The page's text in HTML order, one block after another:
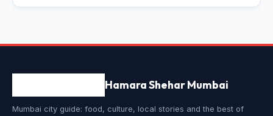
Hamara Shehar Mumbai
Mumbai city guide: food, culture, local stories and the best of